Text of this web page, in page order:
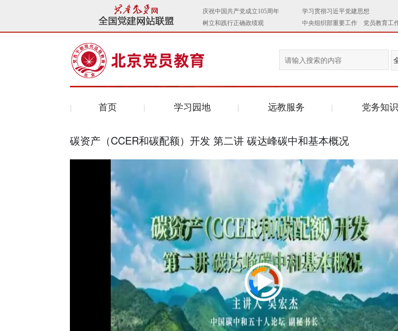
首页 学习园地 远教服务 党务知识
碳资产（CCER和碳配额）开发 第二讲 碳达峰碳中和基本概况